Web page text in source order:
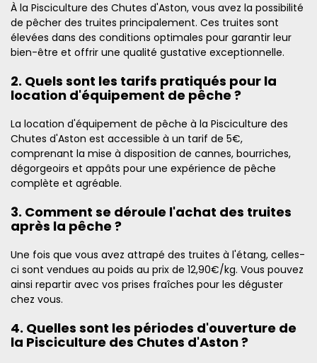
À la Pisciculture des Chutes d'Aston, vous avez la possibilité
de pêcher des truites principalement. Ces truites sont
élevées dans des conditions optimales pour garantir leur
bien-être et offrir une qualité gustative exceptionnelle.
2. Quels sont les tarifs pratiqués pour la
location d'équipement de pêche ?
La location d'équipement de pêche à la Pisciculture des
Chutes d'Aston est accessible à un tarif de 5€,
comprenant la mise à disposition de cannes, bourriches,
dégorgeoirs et appâts pour une expérience de pêche
complète et agréable.
3. Comment se déroule l'achat des truites
après la pêche ?
Une fois que vous avez attrapé des truites à l'étang, celles-
ci sont vendues au poids au prix de 12,90€/kg. Vous pouvez
ainsi repartir avec vos prises fraîches pour les déguster
chez vous.
4. Quelles sont les périodes d'ouverture de
la Pisciculture des Chutes d'Aston ?